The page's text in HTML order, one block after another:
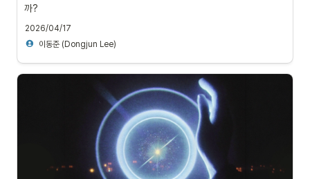
까?
2026/04/17
이동준 (Dongjun Lee)